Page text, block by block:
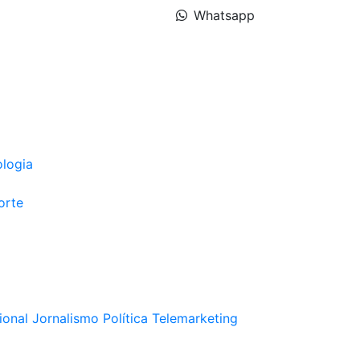
Whatsapp
Jornalismo Política Telemarketing